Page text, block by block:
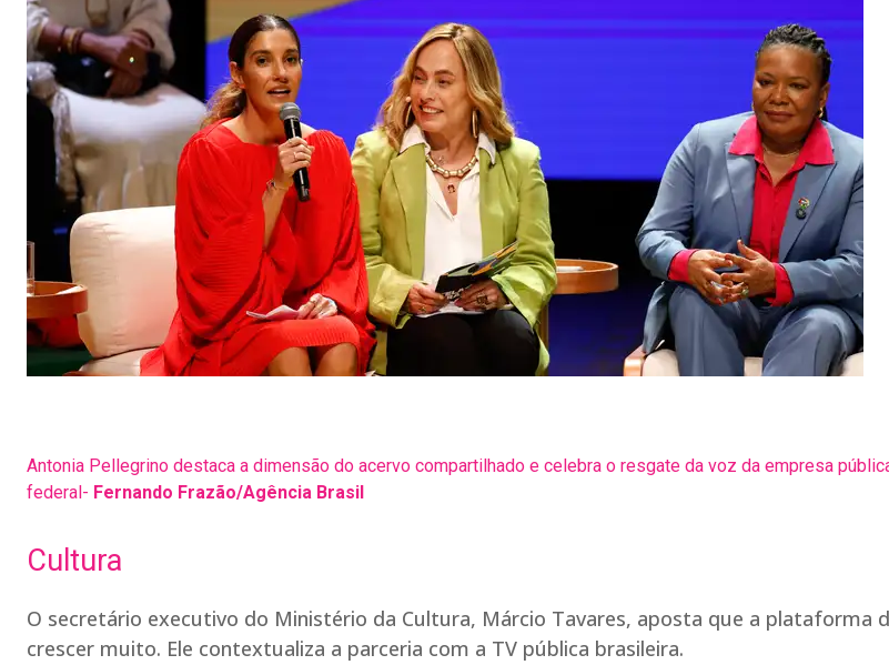
Antonia Pellegrino destaca a dimensão do acervo compartilhado e celebra o resgate da voz da empresa
federal- Fernando Frazão/Agência Brasil
Cultura
O secretário executivo do Ministério da Cultura, Márcio Tavares, aposta que a plataforma
crescer muito. Ele contextualiza a parceria com a TV pública brasileira.